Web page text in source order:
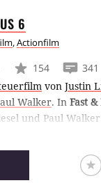
6
,Actionfilm
154
341
von Justin
Walker. In Fast
und Paul
so auf ein
Person.